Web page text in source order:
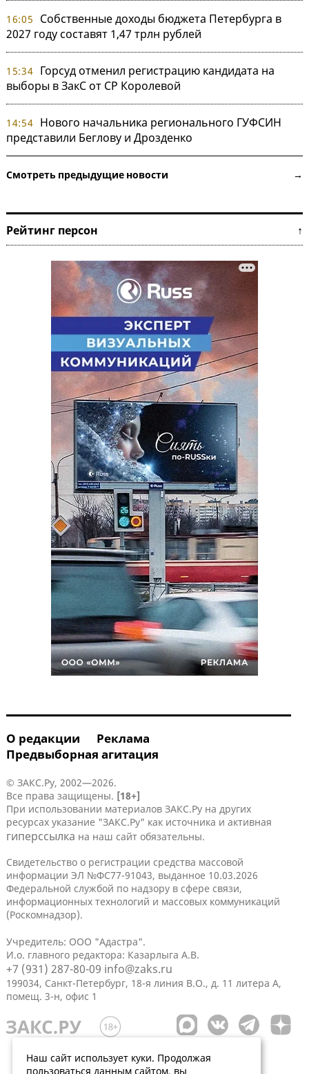
16:05
Собственные доходы бюджета Петербурга в
2027 году составят 1,47 трлн рублей
15:34 Горсуд отменил регистрацию кандидата на
выборы в ЗакС от СР Королевой
14:54 Нового начальника регионального ГУФСИН
представили Беглову и Дрозденко
Смотреть предыдущие новости →
Рейтинг персон ↑
О редакции
Реклама
Предвыборная агитация
© ЗАКС.Ру, 2002—2026.
Все права защищены. [18+]
При использовании материалов ЗАКС.Ру на других
ресурсах указание "ЗАКС.Ру" как источника и активная
гиперссылка на наш сайт обязательны.
Свидетельство о регистрации средства массовой
информации ЭЛ №ФС77-91043, выданное 10.03.2026
Федеральной службой по надзору в сфере связи,
информационных технологий и массовых коммуникаций
(Роскомнадзор).
Учредитель: ООО "Адастра".
И.о. главного редактора: Казарлыга А.В.
+7 (931) 287-80-09 info@zaks.ru
199034, Санкт-Петербург, 18-я линия В.О., д. 11 литера А,
помещ. 3-н, офис 1
Наш сайт использует куки. Продолжая
пользоваться данным сайтом, вы